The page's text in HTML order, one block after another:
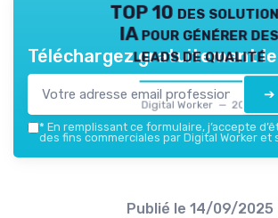
TOP 10 des
IA pour générer des
leads de qualité
Digital Worker — 2026
Téléchargez gratuitement
➔
* En remplissant ce formulaire, j’accepte
des fins commerciales par Digital Worker et
Publié le 14/09/2025